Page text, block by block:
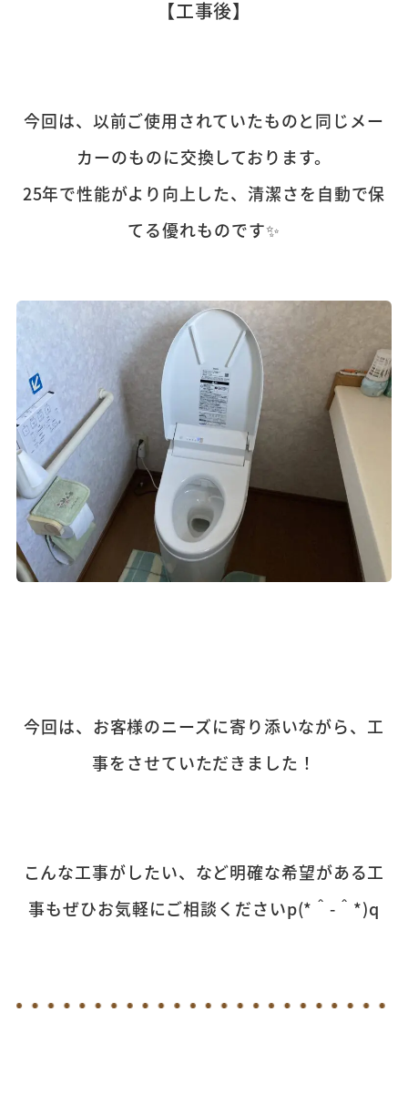
【工事後】
今回は、以前ご使用されていたものと同じメー
カーのものに交換しております。
25年で性能がより向上した、清潔さを自動で保
てる優れものです✨
今回は、お客様のニーズに寄り添いながら、工
事をさせていただきました！
こんな工事がしたい、など明確な希望がある工
事もぜひお気軽にご相談くださいp(*＾-＾*)q